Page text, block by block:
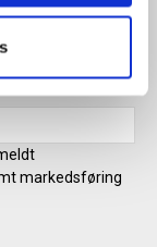
i din
markedsføring